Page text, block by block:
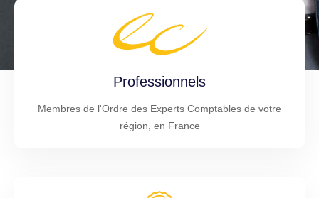
Professionnels
Membres de l'Ordre des Experts Comptables de votre
région, en France